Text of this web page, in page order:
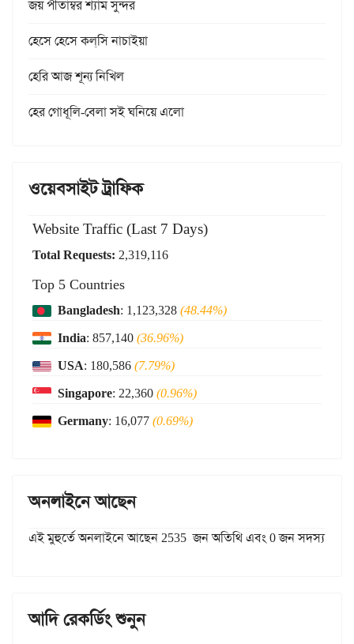
জয় পীতাম্বর শ্যাম সুন্দর
হেসে হেসে কল্‌সি নাচাইয়া
হেরি আজ শূন্য নিখিল
হের গোধূলি-বেলা সই ঘনিয়ে এলো
ওয়েবসাইট ট্রাফিক
Website Traffic (Last 7 Days)
Total Requests: 2,319,116
Top 5 Countries
Bangladesh: 1,123,328(48.44%)
India: 857,140(36.96%)
USA: 180,586(7.79%)
Singapore: 22,360(0.96%)
Germany: 16,077(0.69%)
অনলাইনে আছেন
এই মুহুর্তে অনলাইনে আছেন 2535 জন অতিথি এবং 0 জন সদস্য
আদি রেকর্ডিং শুনুন